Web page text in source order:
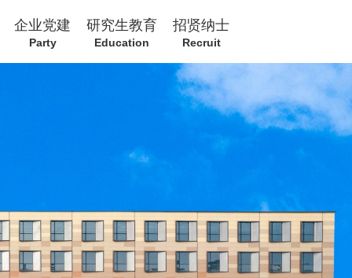
企业党建
Party
研究生教育
Education
招贤纳士
Recruit